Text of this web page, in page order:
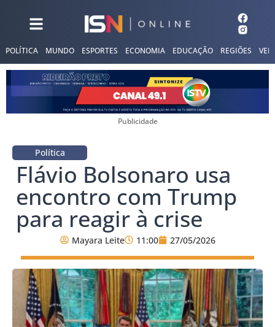
POLÍTICA MUNDO ESPORTES ECONOMIA EDUCAÇÃO REGIÕES
Publicidade
Política
Flávio Bolsonaro usa
encontro com Trump
para reagir à crise
Mayara Leite 11:00 27/05/2026